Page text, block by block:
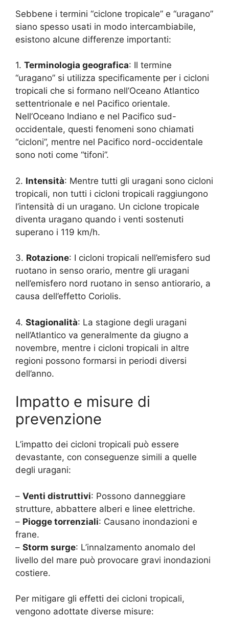
Sebbene i termini “ciclone tropicale” e “uragano”
siano spesso usati in modo intercambiabile,
esistono alcune differenze importanti:
1. Terminologia geografica: Il termine
“uragano” si utilizza specificamente per i cicloni
tropicali che si formano nell’Oceano Atlantico
settentrionale e nel Pacifico orientale.
Nell’Oceano Indiano e nel Pacifico sud-
occidentale, questi fenomeni sono chiamati
“cicloni”, mentre nel Pacifico nord-occidentale
sono noti come “tifoni”.
2. Intensità: Mentre tutti gli uragani sono cicloni
tropicali, non tutti i cicloni tropicali raggiungono
l’intensità di un uragano. Un ciclone tropicale
diventa uragano quando i venti sostenuti
superano i 119 km/h.
3. Rotazione: I cicloni tropicali nell’emisfero sud
ruotano in senso orario, mentre gli uragani
nell’emisfero nord ruotano in senso antiorario, a
causa dell’effetto Coriolis.
4. Stagionalità: La stagione degli uragani
nell’Atlantico va generalmente da giugno a
novembre, mentre i cicloni tropicali in altre
regioni possono formarsi in periodi diversi
dell’anno.
Impatto e misure di
prevenzione
L’impatto dei cicloni tropicali può essere
devastante, con conseguenze simili a quelle
degli uragani:
– Venti distruttivi: Possono danneggiare
strutture, abbattere alberi e linee elettriche.
– Piogge torrenziali: Causano inondazioni e
frane.
– Storm surge: L’innalzamento anomalo del
livello del mare può provocare gravi inondazioni
costiere.
Per mitigare gli effetti dei cicloni tropicali,
vengono adottate diverse misure: